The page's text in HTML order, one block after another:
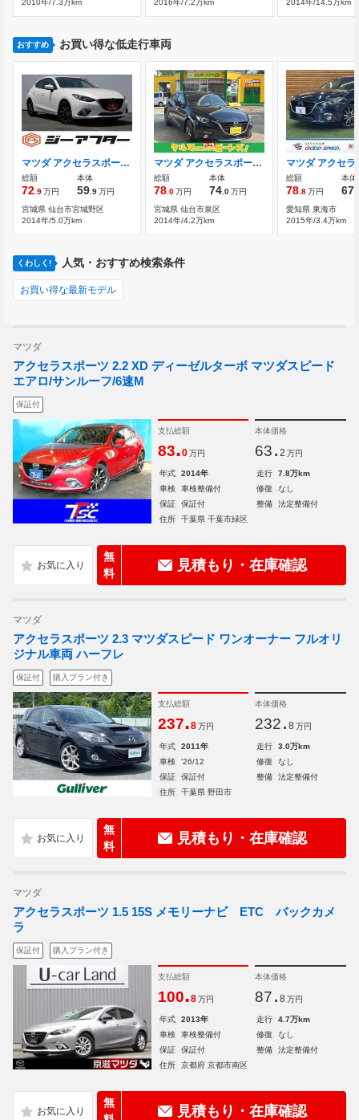
2010年/7.3万km 2016年/7.2万km 2014年/14.5万km
おすすめ お買い得な低走行車両
マツダ アクセラスポーツ 2.2 XD ディーゼルターボ
総額
72.9万円
本体
59.9万円
宮城県 仙台市宮城野区
2014年/5.0万km
マツダ アクセラスポーツ 2.2 XD ディーゼルターボ ナビ TV オートクルーズコントロール
総額
78.0万円
本体
74.0万円
宮城県 仙台市泉区
2014年/4.2万km
総額
78.8万円
本体
67
愛知県 東海市
2015年/3.4万km
くわしく! 人気・おすすめ検索条件
お買い得な最新モデル
マツダ
アクセラスポーツ 2.2 XD ディーゼルターボ マツダスピード
エアロ/サンルーフ/6速M
保証付
支払総額
83.0 万円
本体価格
63. 2 万円
年式 2014年 走行
7.8万km
車検
車検整備付 修復
なし
保証
保証付 整備
法定整備付
住所
千葉県 千葉市緑区
無
料
見積もり・在庫確認
マツダ
アクセラスポーツ 2.3 マツダスピード ワンオーナー フルオリ
ジナル車両 ハーフレ
保証付 購入プラン付き
支払総額
237.8 万円
本体価格
232. 8 万円
年式 2011年 走行
3.0万km
車検
'26/12 修復
なし
保証
保証付 整備
法定整備付
住所
千葉県 野田市
無
料
見積もり・在庫確認
マツダ
アクセラスポーツ 1.5 15S メモリーナビ ETC バックカメ
ラ
保証付 購入プラン付き
支払総額
100.8 万円
本体価格
87. 8 万円
年式 2013年 走行
4.7万km
車検
車検整備付 修復
なし
保証
保証付 整備
法定整備付
住所
京都府 京都市南区
無
見積もり・在庫確認